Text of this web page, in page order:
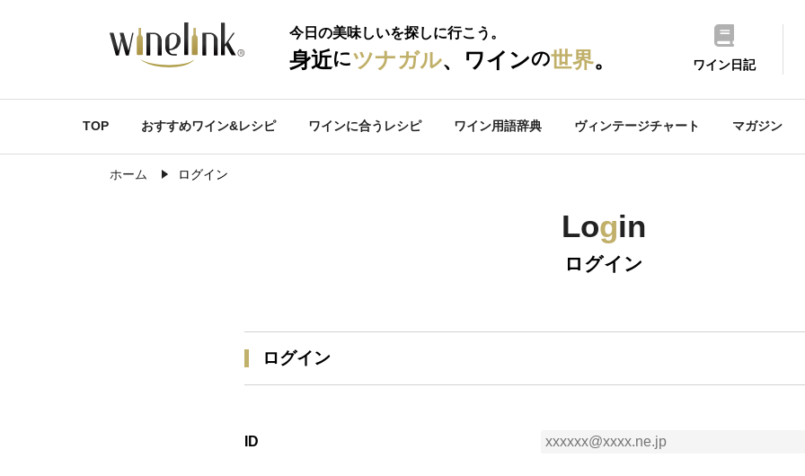
今日の美味しいを探しに行こう。
身近にツナガル、ワインの世界。 ワイン日記
TOP おすすめワイン&レシピ ワインに合うレシピ ワイン用語辞典 ヴィンテージチャート マガジン
ホーム ログイン
Login
ログイン
ログイン
ID